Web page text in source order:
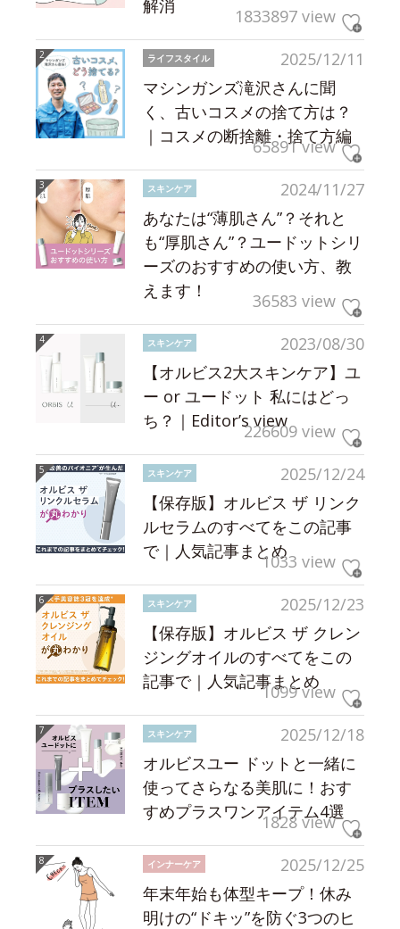
解消
1833897 view
2025/12/11
ライフスタイル
マシンガンズ滝沢さんに聞
く、古いコスメの捨て方は？
｜コスメの断捨離・捨て方編
65891 view
2024/11/27
スキンケア
あなたは“薄肌さん”？それと
も“厚肌さん”？ユードットシリ
ーズのおすすめの使い方、教
えます！
36583 view
2023/08/30
スキンケア
【オルビス2大スキンケア】ユ
ー or ユードット 私にはどっ
ち？｜Editor’s view226609 view
2025/12/24
スキンケア
【保存版】オルビス ザ リンク
ルセラムのすべてをこの記事
で｜人気記事まとめ1033 view
2025/12/23
スキンケア
【保存版】オルビス ザ クレン
ジングオイルのすべてをこの
記事で｜人気記事まとめ
1099 view
2025/12/18
スキンケア
オルビスユー ドットと一緒に
使ってさらなる美肌に！おす
すめプラスワンアイテム4選
1828 view
2025/12/25
インナーケア
年末年始も体型キープ！休み
明けの“ドキッ”を防ぐ3つのヒ